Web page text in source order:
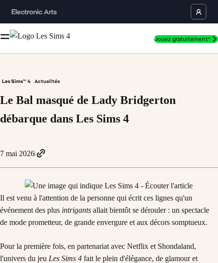
Jouez gratuitement*
Les Sims™ 4 Actualités
Le Bal masqué de Lady Bridgerton
débarque dans Les Sims 4
7 mai 2026
Il est venu à l'attention de la personne qui écrit ces lignes qu'un
événement des plus intrigants allait bientôt se dérouler : un spectacle
de mode prometteur, de grande envergure et aux décors somptueux.
Pour la première fois, en partenariat avec Netflix et Shondaland,
l'univers du jeu Les Sims 4 fait le plein d'élégance, de glamour et